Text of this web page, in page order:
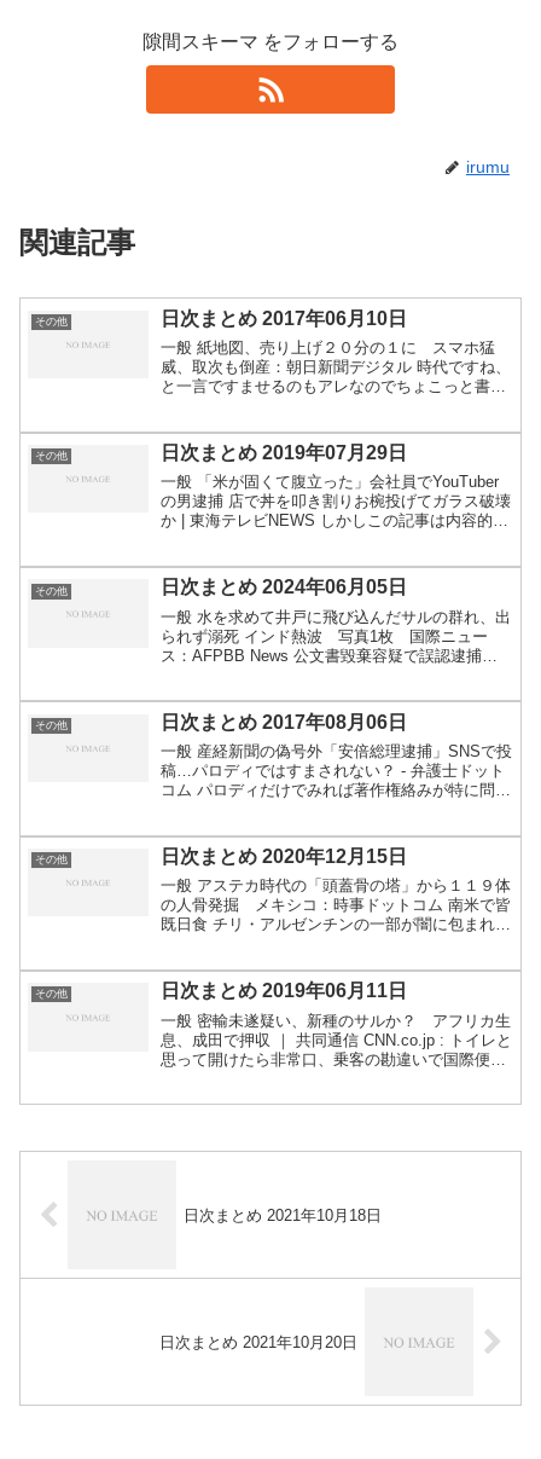
隙間スキーマ をフォローする
irumu
関連記事
その他 日次まとめ 2017年06月10日
一般 紙地図、売り上げ２０分の１に スマホ猛
威、取次も倒産：朝日新聞デジタル 時代ですね、
と一言ですませるのもアレなのでちょこっと書き
のデータを日夜収集...
その他 日次まとめ 2019年07月29日
一般 「米が固くて腹立った」会社員でYouTuber
の男逮捕 店で丼を叩き割りお椀投げてガラス破壊
か | 東海テレビNEWS しかしこの記事は内容的に
その他 日次まとめ 2024年06月05日
一般 水を求めて井戸に飛び込んだサルの群れ、出
られず溺死 インド熱波 写真1枚 国際ニュー
ス：AFPBB News 公文書毀棄容疑で誤認逮捕
校の...
その他 日次まとめ 2017年08月06日
一般 産経新聞の偽号外「安倍総理逮捕」SNSで投
稿…パロディではすまされない？ - 弁護士ドット
コム パロディだけでみれば著作権絡みが特に問題
れてますね...
その他 日次まとめ 2020年12月15日
一般 アステカ時代の「頭蓋骨の塔」から１１９体
の人骨発掘 メキシコ：時事ドットコム 南米で皆
既日食 チリ・アルゼンチンの一部が闇に包まれ
上回...
その他 日次まとめ 2019年06月11日
一般 密輸未遂疑い、新種のサルか？ アフリカ生
息、成田で押収 ｜ 共同通信 CNN.co.jp : トイレと
思って開けたら非常口、乗客の勘違いで国際便に
日次まとめ 2021年10月18日
日次まとめ 2021年10月20日